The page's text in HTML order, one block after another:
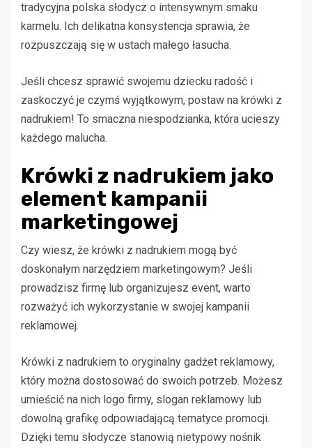
tradycyjna polska słodycz o intensywnym smaku
karmelu. Ich delikatna konsystencja sprawia, że
rozpuszczają się w ustach małego łasucha.
Jeśli chcesz sprawić swojemu dziecku radość i
zaskoczyć je czymś wyjątkowym, postaw na krówki z
nadrukiem! To smaczna niespodzianka, która ucieszy
każdego malucha.
Krówki z nadrukiem jako
element kampanii
marketingowej
Czy wiesz, że krówki z nadrukiem mogą być
doskonałym narzędziem marketingowym? Jeśli
prowadzisz firmę lub organizujesz event, warto
rozważyć ich wykorzystanie w swojej kampanii
reklamowej.
Krówki z nadrukiem to oryginalny gadżet reklamowy,
który można dostosować do swoich potrzeb. Możesz
umieścić na nich logo firmy, slogan reklamowy lub
dowolną grafikę odpowiadającą tematyce promocji.
Dzięki temu słodycze stanowią nietypowy nośnik